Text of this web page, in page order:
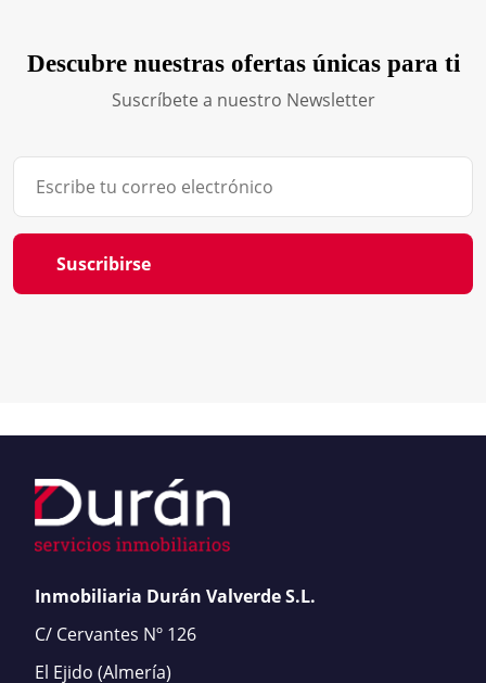
Descubre nuestras ofertas únicas para ti
Suscríbete a nuestro Newsletter
Suscribirse
Inmobiliaria Durán Valverde S.L.
C/ Cervantes Nº 126
El Ejido (Almería)